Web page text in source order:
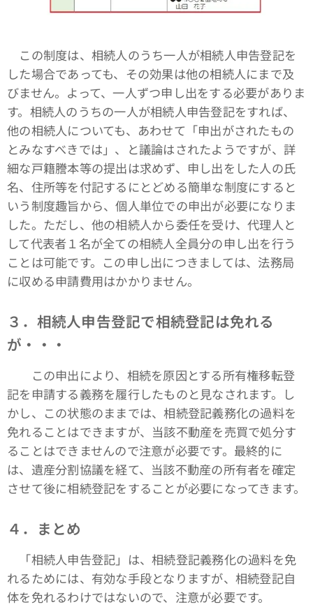
この制度は、相続人のうち一人が相続人申告登記を
した場合であっても、その効果は他の相続人にまで及
びません。よって、一人ずつ申し出をする必要がありま
す。相続人のうちの一人が相続人申告登記をすれば、
他の相続人についても、あわせて「申出がされたもの
とみなすべきでは」、と議論はされたようですが、詳
細な戸籍謄本等の提出は求めず、申し出をした人の氏
名、住所等を付記するにとどめる簡単な制度にすると
いう制度趣旨から、個人単位での申出が必要になりま
した。ただし、他の相続人から委任を受け、代理人と
して代表者１名が全ての相続人全員分の申し出を行う
ことは可能です。この申し出につきましては、法務局
に収める申請費用はかかりません。
３．相続人申告登記で相続登記は免れる
が・・・
この申出により、相続を原因とする所有権移転登
記を申請する義務を履行したものと見なされます。し
かし、この状態のままでは、相続登記義務化の過料を
免れることはできますが、当該不動産を売買で処分す
ることはできませんので注意が必要です。最終的に
は、遺産分割協議を経て、当該不動産の所有者を確定
させて後に相続登記をすることが必要になってきます。
４．まとめ
「相続人申告登記」は、相続登記義務化の過料を免
れるためには、有効な手段となりますが、相続登記自
体を免れるわけではないので、注意が必要です。